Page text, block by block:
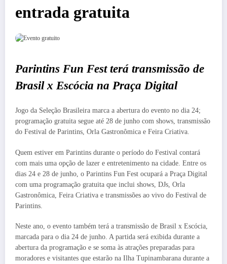
entrada gratuita
Parintins Fun Fest terá transmissão de
Brasil x Escócia na Praça Digital
Jogo da Seleção Brasileira marca a abertura do evento no dia 24;
programação gratuita segue até 28 de junho com shows, transmissão
do Festival de Parintins, Orla Gastronômica e Feira Criativa.
Quem estiver em Parintins durante o período do Festival contará
com mais uma opção de lazer e entretenimento na cidade. Entre os
dias 24 e 28 de junho, o Parintins Fun Fest ocupará a Praça Digital
com uma programação gratuita que inclui shows, DJs, Orla
Gastronômica, Feira Criativa e transmissões ao vivo do Festival de
Parintins.
Neste ano, o evento também terá a transmissão de Brasil x Escócia,
marcada para o dia 24 de junho. A partida será exibida durante a
abertura da programação e se soma às atrações preparadas para
moradores e visitantes que estarão na Ilha Tupinambarana durante a